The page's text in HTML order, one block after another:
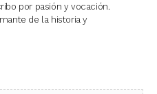
por pasión y vocación.
de la historia y